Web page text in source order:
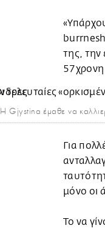
της, την
Η Gjystina έμαθε να
Για
μόνο οι
Το να